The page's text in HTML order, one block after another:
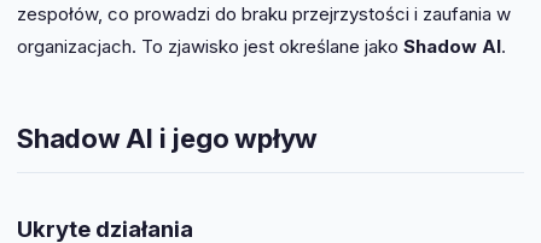
zespołów, co prowadzi do braku przejrzystości i zaufania w
organizacjach. To zjawisko jest określane jako Shadow AI.
Shadow AI i jego wpływ
Ukryte działania